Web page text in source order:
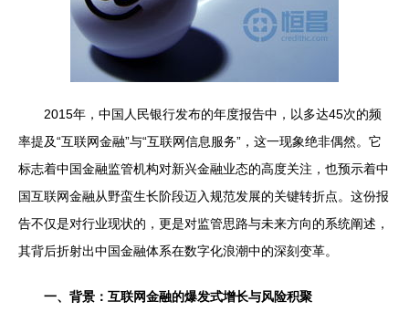
2015年，中国人民银行发布的年度报告中，以多达45次的频
率提及“互联网金融”与“互联网信息服务”，这一现象绝非偶然。它
标志着中国金融监管机构对新兴金融业态的高度关注，也预示着中
国互联网金融从野蛮生长阶段迈入规范发展的关键转折点。这份报
告不仅是对行业现状的，更是对监管思路与未来方向的系统阐述，
其背后折射出中国金融体系在数字化浪潮中的深刻变革。
一、背景：互联网金融的爆发式增长与风险积聚